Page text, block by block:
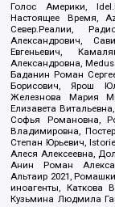
Голос Америки,
Настоящее Время,
Север.Реалии,
Александрович,
Евгеньевич,
Александровна,
Баданин Роман
Борисович, Ярош
Железнова Мария
Елизавета
Софья Романовна,
Владимировна,
Степан Юрьевич,
Алеся Алексеевна,
Анин Роман
Альтаир 2021,
иноагенты, Каткова
Кузьмина Людмила